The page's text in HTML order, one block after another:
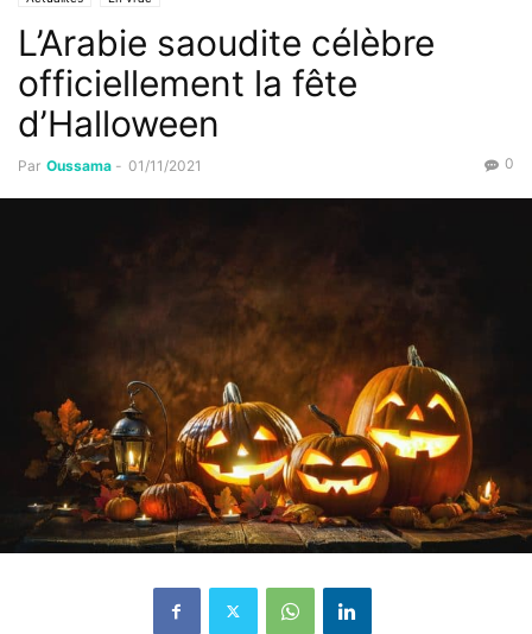
L’Arabie saoudite célèbre
officiellement la fête
d’Halloween
Par Oussama - 01/11/2021 0